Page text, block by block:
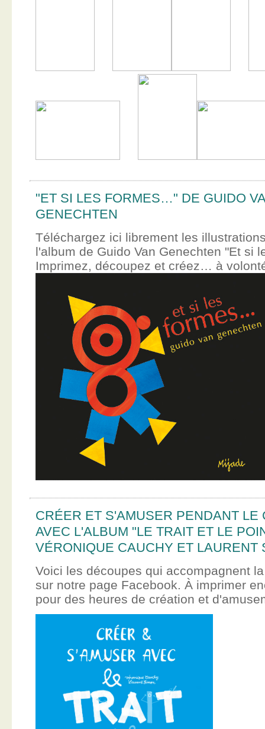
"ET SI LES FORMES…" DE GUIDO
GENECHTEN
Téléchargez ici librement les
l'album de Guido Van Genechten "Et si
Imprimez, découpez et créez… à
CRÉER ET S'AMUSER PENDANT LE
AVEC L'ALBUM "LE TRAIT ET LE
VÉRONIQUE CAUCHY ET LAURENT
Voici les découpes qui accompagnent
sur notre page Facebook. À imprimer
pour des heures de création et